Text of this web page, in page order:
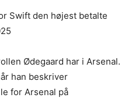
Swift den højest betalte
Ødegaard har i Arsenal.
han beskriver
for Arsenal på